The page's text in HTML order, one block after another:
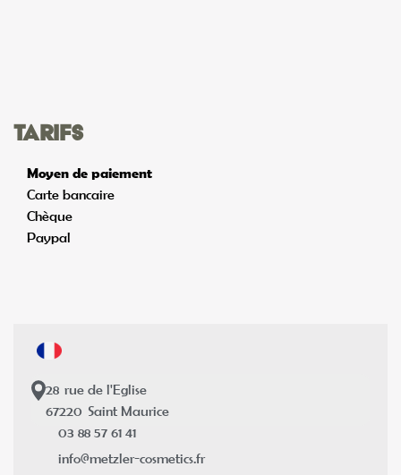
Tarifs
Moyen de paiement
Carte bancaire
Chèque
Paypal
28 rue de l'Eglise
67220 Saint Maurice
03 88 57 61 41
info@metzler-cosmetics.fr